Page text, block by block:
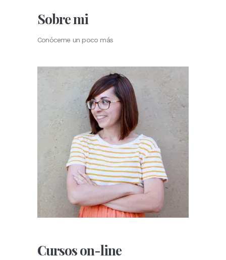
Sobre mi
Conóceme un poco más
Cursos on-line